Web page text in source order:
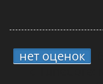
нет оценок